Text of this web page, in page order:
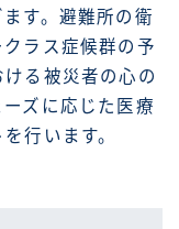
す。避難所の衛
ラス症候群の予
る被災者の心の
ズに応じた医療
行います。